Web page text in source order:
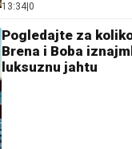
13:34 0
Pogledajte za
Brena i Boba
luksuznu jahtu